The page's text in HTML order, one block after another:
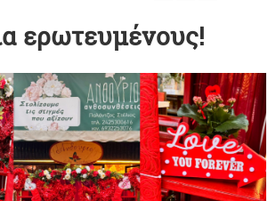
ερωτευμένους!